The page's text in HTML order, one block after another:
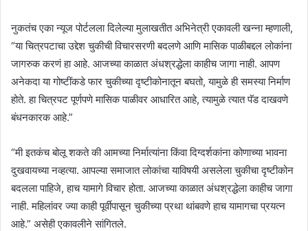
नुकतंच एका न्यूज पोर्टलला दिलेल्या मुलाखतीत अभिनेत्री एकावली खन्ना म्हणाली,
“या चित्रपटाचा उद्देश चुकीची विचारसरणी बदलणे आणि मासिक पाळीबद्दल लोकांना
जागरुक करणं हा आहे. आजच्या काळात अंधश्रद्धेला काहीच जागा नाही. आपण
अनेकदा या गोष्टींकडे फार चुकीच्या दृष्टीकोनातून बघतो, यामुळे ही समस्या निर्माण
होते. हा चित्रपट पूर्णपणे मासिक पाळीवर आधारित आहे, त्यामुळे त्यात पॅड दाखवणे
बंधनकारक आहे.”
“मी इतकंच बोलू शकते की आमच्या निर्मात्यांना किंवा दिग्दर्शकांना कोणाच्या भावना
दुखवायच्या नव्हत्या. आपल्या समाजात लोकांचा याविषयी असलेला चुकीचा दृष्टीकोन
बदलला पाहिजे, हाच यामागे विचार होता. आजच्या काळात अंधश्रद्धेला काहीच जागा
नाही. महिलांवर ज्या काही पूर्वीपासून चुकीच्या प्रथा थांबवणे हाच यामागचा प्रयत्न
आहे.” असेही एकावलीने सांगितले.